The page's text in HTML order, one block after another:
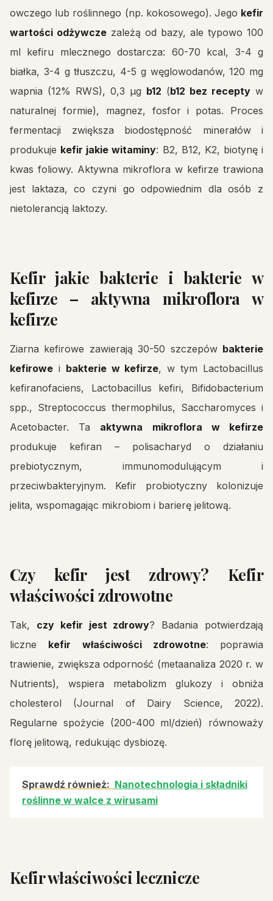
owczego lub roślinnego (np. kokosowego). Jego kefir
wartości odżywcze zależą od bazy, ale typowo 100
ml kefiru mlecznego dostarcza: 60-70 kcal, 3-4 g
białka, 3-4 g tłuszczu, 4-5 g węglowodanów, 120 mg
wapnia (12% RWS), 0,3 µg b12 (b12 bez recepty w
naturalnej formie), magnez, fosfor i potas. Proces
fermentacji zwiększa biodostępność minerałów i
produkuje kefir jakie witaminy: B2, B12, K2, biotynę i
kwas foliowy. Aktywna mikroflora w kefirze trawiona
jest laktaza, co czyni go odpowiednim dla osób z
nietolerancją laktozy.
Kefir jakie bakterie i bakterie w
kefirze – aktywna mikroflora w
kefirze
Ziarna kefirowe zawierają 30-50 szczepów bakterie
kefirowe i bakterie w kefirze, w tym Lactobacillus
kefiranofaciens, Lactobacillus kefiri, Bifidobacterium
spp., Streptococcus thermophilus, Saccharomyces i
Acetobacter. Ta aktywna mikroflora w kefirze
produkuje kefiran – polisacharyd o działaniu
prebiotycznym, immunomodulującym i
przeciwbakteryjnym. Kefir probiotyczny kolonizuje
jelita, wspomagając mikrobiom i barierę jelitową.
Czy kefir jest zdrowy? Kefir
właściwości zdrowotne
Tak, czy kefir jest zdrowy? Badania potwierdzają
liczne kefir właściwości zdrowotne: poprawia
trawienie, zwiększa odporność (metaanaliza 2020 r. w
Nutrients), wspiera metabolizm glukozy i obniża
cholesterol (Journal of Dairy Science, 2022).
Regularne spożycie (200-400 ml/dzień) równoważy
florę jelitową, redukując dysbiozę.
Sprawdź również: Nanotechnologia i składniki
roślinne w walce z wirusami
Kefir właściwości lecznicze